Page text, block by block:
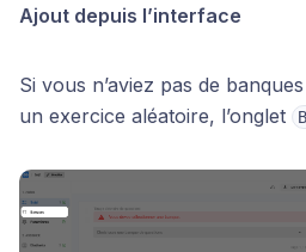
Ajout depuis l’interface
Si vous n’aviez pas de
un exercice aléatoire, l’onglet